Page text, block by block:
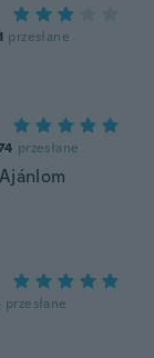
przesłane
przesłane
przesłane